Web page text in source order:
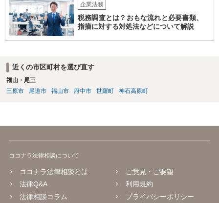
企業法務
税務調査とは？おもな流れと必要書類、
指摘に対する対処法などについて解説
近くの市区町村を選び直す
福山・尾三
三原市
尾道市 福山市 府中市 世羅町 神石高原町
ココナラ法律相談について
ココナラ法律相談とは
法律Q&A
法律相談コラム
ご意見・ご要望
利用規約
プライバシーポリシー